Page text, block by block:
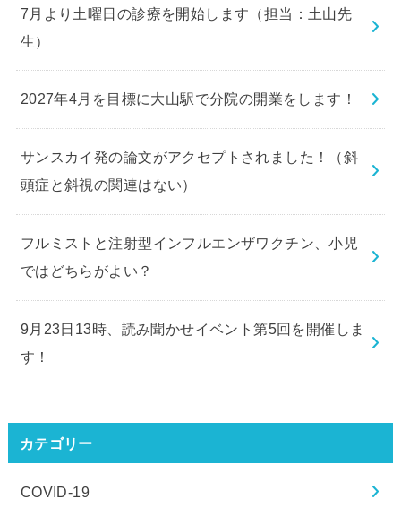
7月より土曜日の診療を開始します（担当：土山先
生）
2027年4月を目標に大山駅で分院の開業をします！
サンスカイ発の論文がアクセプトされました！（斜
頭症と斜視の関連はない）
フルミストと注射型インフルエンザワクチン、小児
ではどちらがよい？
9月23日13時、読み聞かせイベント第5回を開催しま
す！
カテゴリー
COVID-19